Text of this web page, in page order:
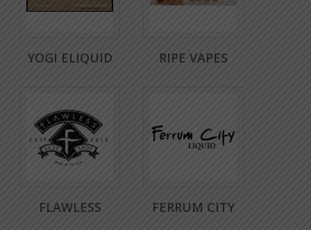
YOGI ELIQUID RIPE VAPES
FLAWLESS FERRUM CITY